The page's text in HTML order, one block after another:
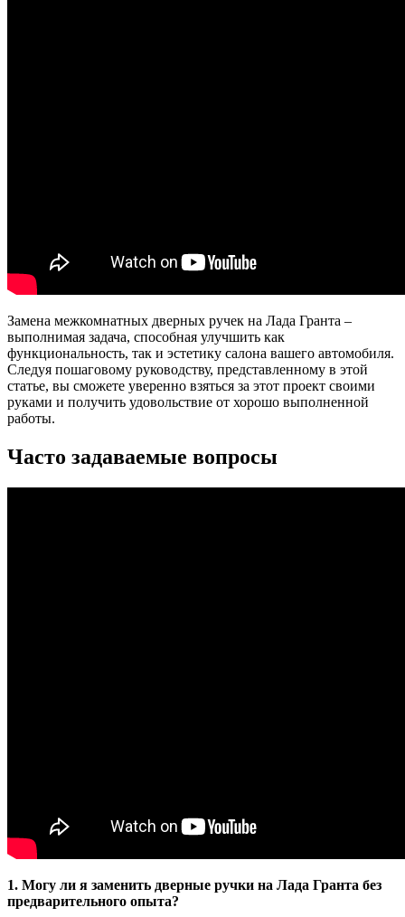
Замена межкомнатных дверных ручек на Лада Гранта –
выполнимая задача, способная улучшить как
функциональность, так и эстетику салона вашего автомобиля.
Следуя пошаговому руководству, представленному в этой
статье, вы сможете уверенно взяться за этот проект своими
руками и получить удовольствие от хорошо выполненной
работы.
Часто задаваемые вопросы
1. Могу ли я заменить дверные ручки на Лада Гранта без
предварительного опыта?